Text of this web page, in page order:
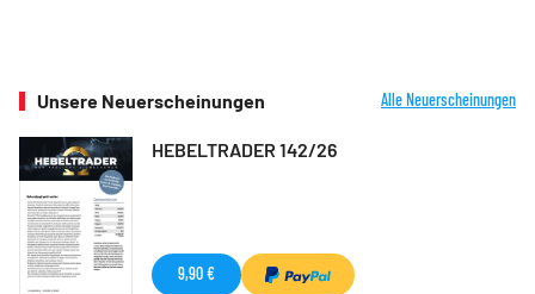
Unsere Neuerscheinungen Alle Neuerscheinungen
HEBELTRADER 142/26
9,90 €